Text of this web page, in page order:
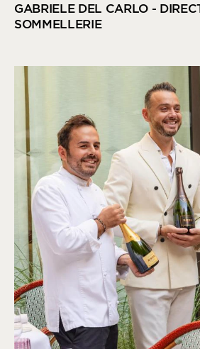
GABRIELE DEL CARLO -
SOMMELLERIE